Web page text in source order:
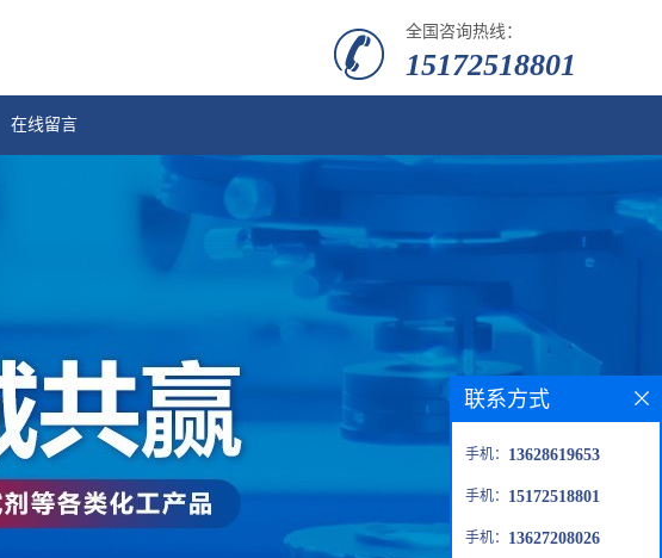
全国咨询热线：
15172518801
在线留言
联系方式
手机： 13628619653
手机： 15172518801
手机： 13627208026